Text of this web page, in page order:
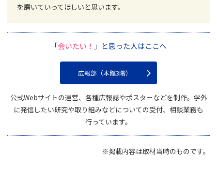
を磨いていってほしいと思います。
「会いたい！ 」と思った人はここへ
広報部（本館3階）
公式Webサイトの運営、各種広報誌やポスターなどを制作。学外
に発信したい研究や取り組みなどについての受付、相談業務も
行っています。
※掲載内容は取材当時のものです。